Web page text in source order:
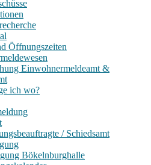
Öffnungszeiten
Einwohnermeldeamt &
ich wo?
/ Schiedsamt
Bökelnburghalle